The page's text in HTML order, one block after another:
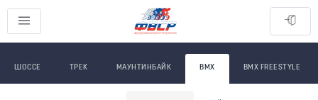
ШОССЕ ТРЕК МАУНТИНБАЙК BMX BMX FREESTYLE